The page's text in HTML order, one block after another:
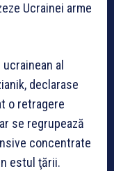
Ucrainei arme
al
declarase
o retragere
se regrupează
concentrate
estul ţării.